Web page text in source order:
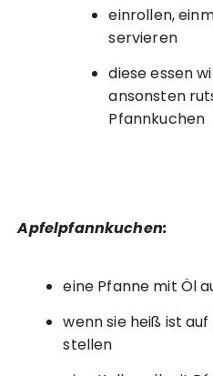
einrollen,
servieren
diese essen
ansonsten
Pfannkuchen
Apfelpfannkuchen:
eine Pfanne mit Öl
wenn sie heiß ist
stellen